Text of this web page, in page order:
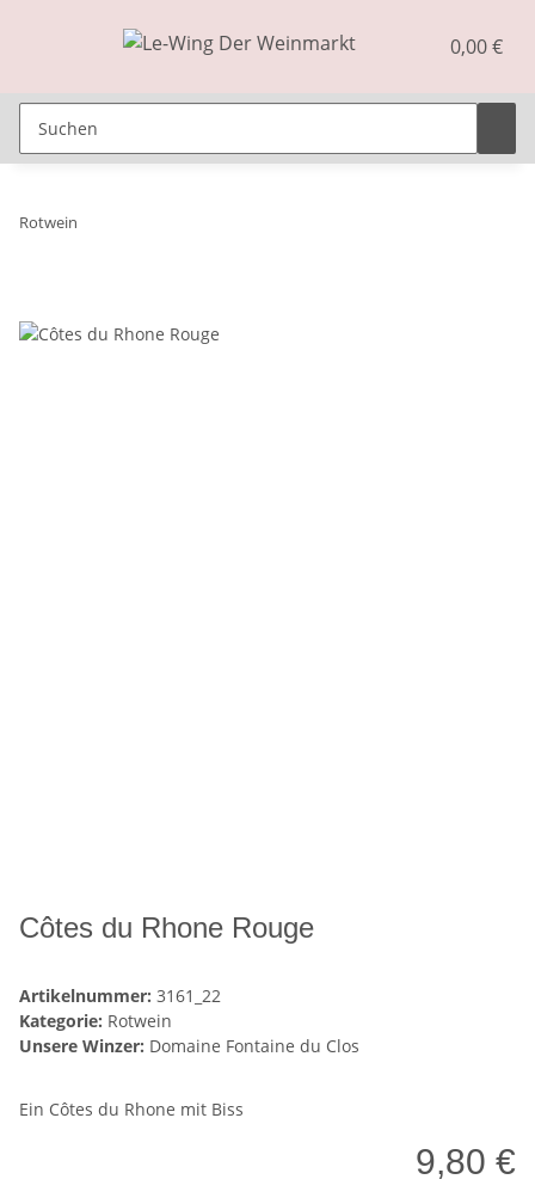
0,00 €
Rotwein
Côtes du Rhone Rouge
Artikelnummer: 3161_22
Kategorie: Rotwein
Unsere Winzer: Domaine Fontaine du Clos
Ein Côtes du Rhone mit Biss
9,80 €